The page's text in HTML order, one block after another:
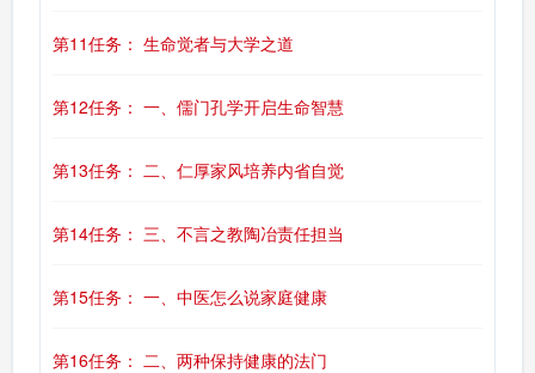
第11任务： 生命觉者与大学之道
第12任务： 一、儒门孔学开启生命智慧
第13任务： 二、仁厚家风培养内省自觉
第14任务： 三、不言之教陶冶责任担当
第15任务： 一、中医怎么说家庭健康
第16任务： 二、两种保持健康的法门